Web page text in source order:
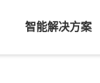
智能解决方案